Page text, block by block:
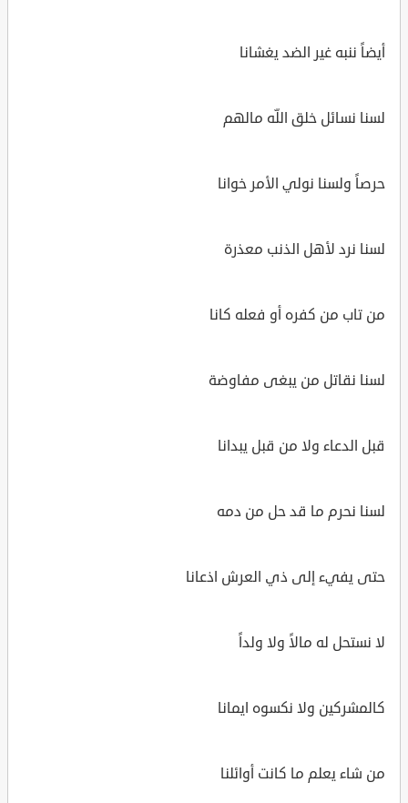
أيضاً ننبه غير الضد يغشانا
لسنا نسائل خلق اللّه مالهم
حرصاً ولسنا نولي الأمر خوانا
لسنا نرد لأهل الذنب معذرة
من تاب من كفره أو فعله كانا
لسنا نقاتل من يبغى مفاوضة
قبل الدعاء ولا من قبل يبدانا
لسنا نحرم ما قد حل من دمه
حتى يفيء إلى ذي العرش اذعانا
لا نستحل له مالاً ولا ولداً
كالمشركين ولا نكسوه ايمانا
من شاء يعلم ما كانت أوائلنا